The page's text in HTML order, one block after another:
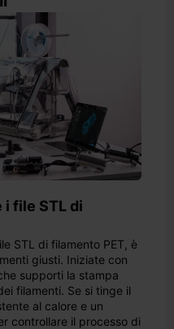
file STL di
STL di filamento PET, è
giusti. Iniziate con
supporti la stampa
filamenti. Se si tinge il
al calore e un
controllare il processo di